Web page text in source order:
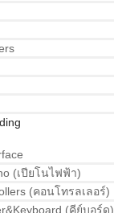
(เปียโนไฟฟ้า)
(คอนโทรลเลอร์)
(คีย์บอร์ด)